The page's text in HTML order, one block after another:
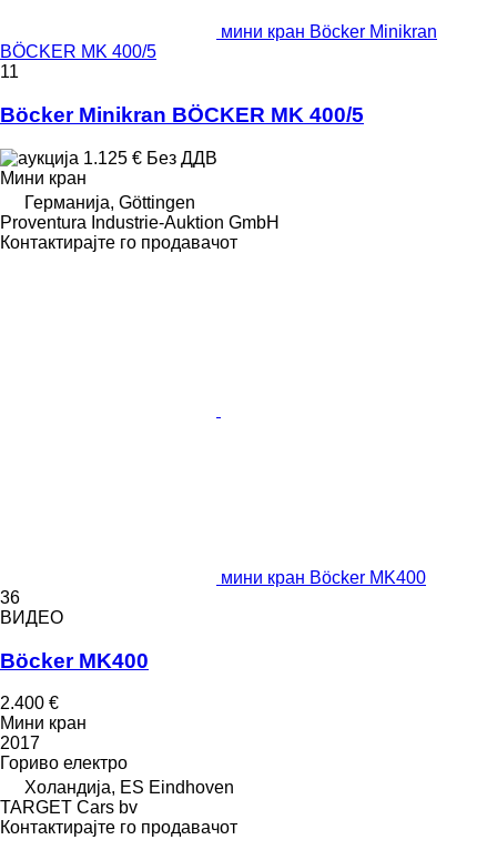
мини кран Böcker Minikran
BÖCKER MK 400/5
11
Böcker Minikran BÖCKER MK 400/5
1.125 € Без ДДВ
Мини кран
Германија, Göttingen
Proventura Industrie-Auktion GmbH
Контактирајте го продавачот
мини кран Böcker MK400
36
ВИДЕО
Böcker MK400
2.400 €
Мини кран
2017
Гориво електро
Холандија, ES Eindhoven
TARGET Cars bv
Контактирајте го продавачот